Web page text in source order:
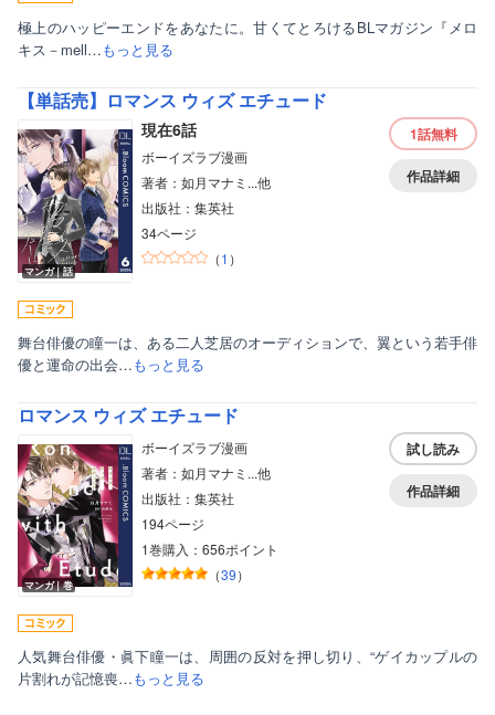
極上のハッピーエンドをあなたに。甘くてとろけるBLマガジン『メロ
キス－mell…もっと見る
【単話売】ロマンス ウィズ エチュード
マンガ｜話
現在6話
ボーイズラブ漫画
著者：如月マナミ...他
出版社：集英社
34ページ
（1 ）
1話無料
作品詳細
舞台俳優の瞳一は、ある二人芝居のオーディションで、翼という若手俳
優と運命の出会…もっと見る
ロマンス ウィズ エチュード
マンガ｜巻
ボーイズラブ漫画
著者：如月マナミ...他
出版社：集英社
194ページ
1巻購入：656ポイント
（39）
試し読み
作品詳細
人気舞台俳優・眞下瞳一は、周囲の反対を押し切り、“ゲイカップルの
片割れが記憶喪…もっと見る
ティーンズラブ
美女・美少女
女性写真集